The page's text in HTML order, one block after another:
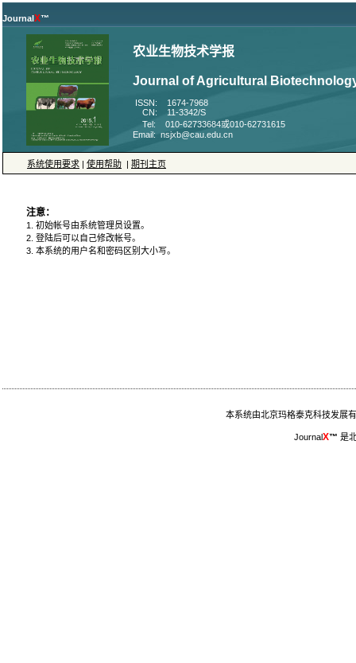
JournalX™
农业生物技术学报
Journal of Agricultural
ISSN: 1674-7968
CN: 11-3342/S
Tel: 010-62733684或010-62731615
Email: nsjxb@cau.edu.cn
系统使用要求 | 使用帮助 | 期刊主页
注意：
1. 初始帐号由系统管理员设置。
2. 登陆后可以自己修改帐号。
3. 本系统的用户名和密码区别大小写。
本系统由北京玛格泰克科技发展
JournalX™是